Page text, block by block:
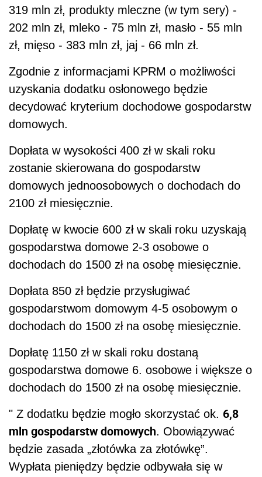
319 mln zł, produkty mleczne (w tym sery) -
202 mln zł, mleko - 75 mln zł, masło - 55 mln
zł, mięso - 383 mln zł, jaj - 66 mln zł.
Zgodnie z informacjami KPRM o możliwości
uzyskania dodatku osłonowego będzie
decydować kryterium dochodowe gospodarstw
domowych.
Dopłata w wysokości 400 zł w skali roku
zostanie skierowana do gospodarstw
domowych jednoosobowych o dochodach do
2100 zł miesięcznie.
Dopłatę w kwocie 600 zł w skali roku uzyskają
gospodarstwa domowe 2-3 osobowe o
dochodach do 1500 zł na osobę miesięcznie.
Dopłata 850 zł będzie przysługiwać
gospodarstwom domowym 4-5 osobowym o
dochodach do 1500 zł na osobę miesięcznie.
Dopłatę 1150 zł w skali roku dostaną
gospodarstwa domowe 6. osobowe i większe o
dochodach do 1500 zł na osobę miesięcznie.
" Z dodatku będzie mogło skorzystać ok. 6,8
mln gospodarstw domowych. Obowiązywać
będzie zasada „złotówka za złotówkę”.
Wypłata pieniędzy będzie odbywała się w